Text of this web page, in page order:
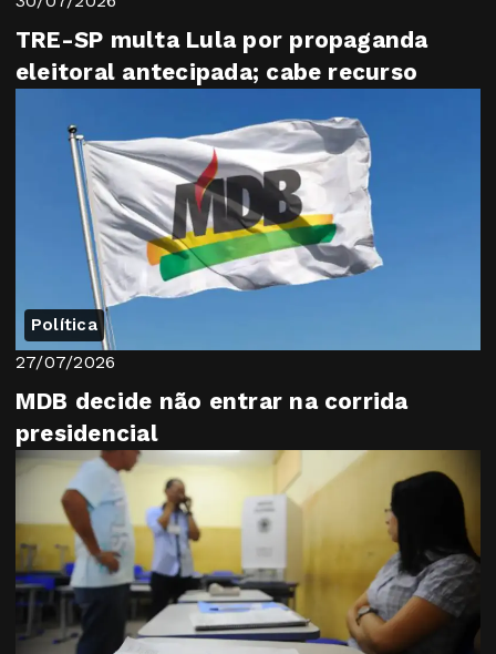
TRE-SP multa Lula por propaganda
eleitoral antecipada; cabe recurso
Política
27/07/2026
MDB decide não entrar na corrida
presidencial